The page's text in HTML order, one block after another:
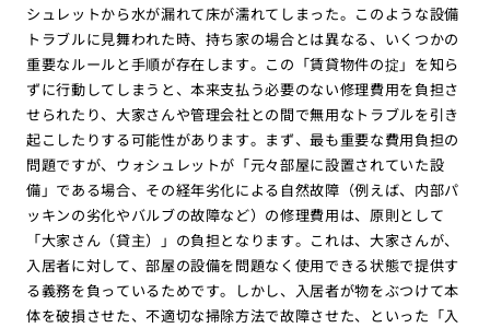
シュレットから水が漏れて床が濡れてしまった。このような設備
トラブルに見舞われた時、持ち家の場合とは異なる、いくつかの
重要なルールと手順が存在します。この「賃貸物件の掟」を知ら
ずに行動してしまうと、本来支払う必要のない修理費用を負担さ
せられたり、大家さんや管理会社との間で無用なトラブルを引き
起こしたりする可能性があります。まず、最も重要な費用負担の
問題ですが、ウォシュレットが「元々部屋に設置されていた設
備」である場合、その経年劣化による自然故障（例えば、内部パ
ッキンの劣化やバルブの故障など）の修理費用は、原則として
「大家さん（貸主）」の負担となります。これは、大家さんが、
入居者に対して、部屋の設備を問題なく使用できる状態で提供す
る義務を負っているためです。しかし、入居者が物をぶつけて本
体を破損させた、不適切な掃除方法で故障させた、といった「入